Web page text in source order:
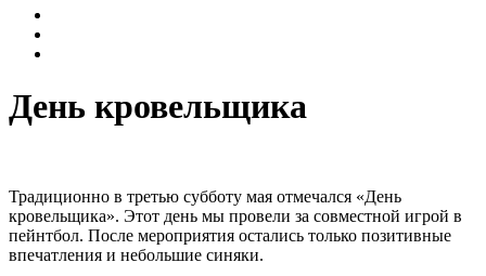
День кровельщика
Традиционно в третью субботу мая отмечался «День
кровельщика». Этот день мы провели за совместной игрой в
пейнтбол. После мероприятия остались только позитивные
впечатления и небольшие синяки.